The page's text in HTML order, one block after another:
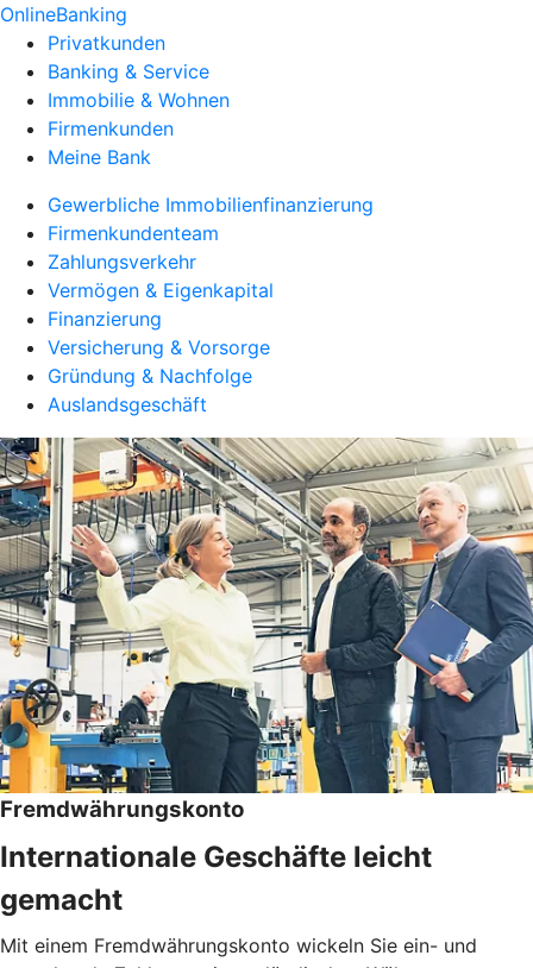
OnlineBanking
Privatkunden
Banking & Service
Immobilie & Wohnen
Firmenkunden
Meine Bank
Gewerbliche Immobilienfinanzierung
Firmenkundenteam
Zahlungsverkehr
Vermögen & Eigenkapital
Finanzierung
Versicherung & Vorsorge
Gründung & Nachfolge
Auslandsgeschäft
Fremdwährungskonto
Internationale Geschäfte leicht
gemacht
Mit einem Fremdwährungskonto wickeln Sie ein- und